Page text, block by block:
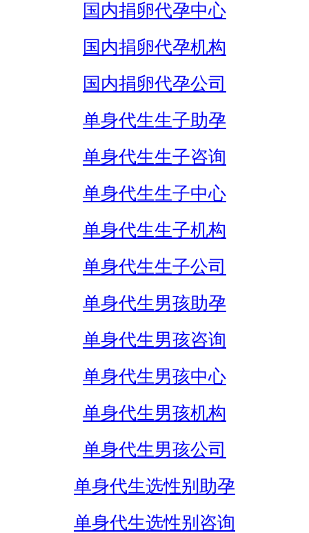
国内捐卵代孕中心
国内捐卵代孕机构
国内捐卵代孕公司
单身代生生子助孕
单身代生生子咨询
单身代生生子中心
单身代生生子机构
单身代生生子公司
单身代生男孩助孕
单身代生男孩咨询
单身代生男孩中心
单身代生男孩机构
单身代生男孩公司
单身代生选性别助孕
单身代生选性别咨询